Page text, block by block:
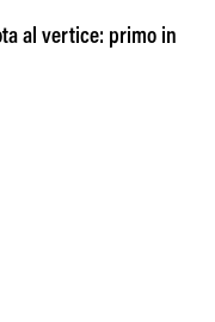
al vertice: primo in